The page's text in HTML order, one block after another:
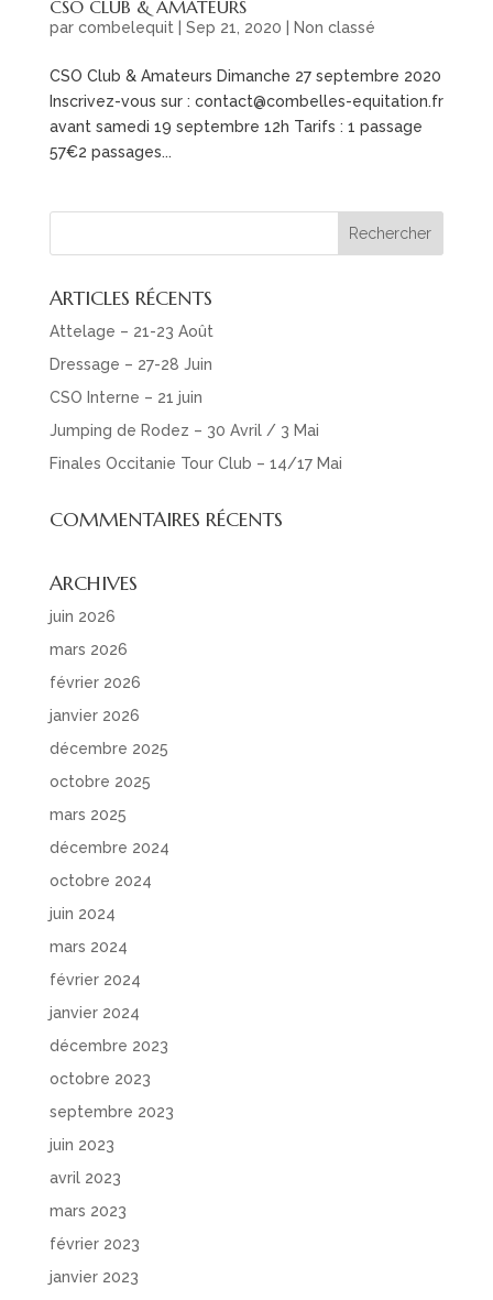
CSO CLUB & AMATEURS
par combelequit| Sep 21, 2020 Non classé
CSO Club & Amateurs Dimanche 27 septembre 2020
Inscrivez-vous sur : contact@combelles-equitation.fr
avant samedi 19 septembre 12h Tarifs : 1 passage
57€2 passages...
ARTICLES RÉCENTS
Attelage – 21-23 Août
Dressage – 27-28 Juin
CSO Interne – 21 juin
Jumping de Rodez – 30 Avril / 3 Mai
Finales Occitanie Tour Club – 14/17 Mai
COMMENTAIRES RÉCENTS
ARCHIVES
juin 2026
mars 2026
février 2026
janvier 2026
décembre 2025
octobre 2025
mars 2025
décembre 2024
octobre 2024
juin 2024
mars 2024
février 2024
janvier 2024
décembre 2023
octobre 2023
septembre 2023
juin 2023
avril 2023
mars 2023
février 2023
janvier 2023